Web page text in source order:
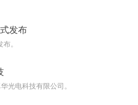
发布
。
光电科技有限公司。